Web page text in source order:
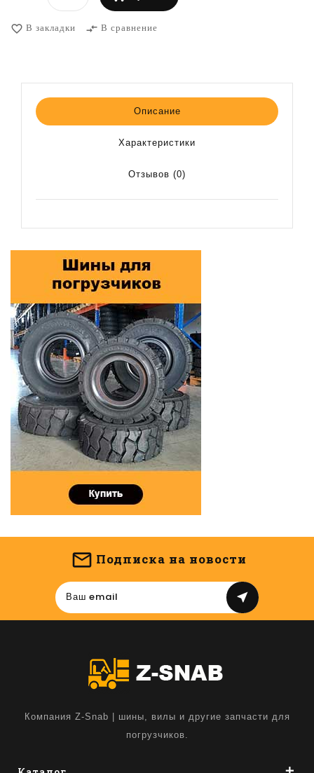
favorite_border В закладки compare_arrows В сравнение
Описание
Характеристики
Отзывов (0)
Подписка на новости
near_me
Компания Z-Snab | шины, вилы и другие запчасти для
погрузчиков.